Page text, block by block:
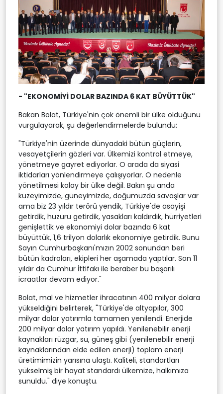
- "EKONOMİYİ DOLAR BAZINDA 6 KAT BÜYÜTTÜK"
Bakan Bolat, Türkiye'nin çok önemli bir ülke olduğunu
vurgulayarak, şu değerlendirmelerde bulundu:
"Türkiye'nin üzerinde dünyadaki bütün güçlerin,
vesayetçilerin gözleri var. Ülkemizi kontrol etmeye,
yönetmeye gayret ediyorlar. O arada da siyasi
iktidarları yönlendirmeye çalışıyorlar. O nedenle
yönetilmesi kolay bir ülke değil. Bakın şu anda
kuzeyimizde, güneyimizde, doğumuzda savaşlar var
ama biz 23 yıldır terörü yendik, Türkiye'de asayişi
getirdik, huzuru getirdik, yasakları kaldırdık, hürriyetleri
genişlettik ve ekonomiyi dolar bazında 6 kat
büyüttük, 1,6 trilyon dolarlık ekonomiye getirdik. Bunu
Sayın Cumhurbaşkanı'mızın 2002 sonundan beri
bütün kadroları, ekipleri her aşamada yaptılar. Son 11
yıldır da Cumhur İttifakı ile beraber bu başarılı
icraatlar devam ediyor."
Bolat, mal ve hizmetler ihracatının 400 milyar dolara
yükseldiğini belirterek, "Türkiye'de altyapılar, 300
milyar dolar yatırımla tamamen yenilendi. Enerjide
200 milyar dolar yatırım yapıldı. Yenilenebilir enerji
kaynakları rüzgar, su, güneş gibi (yenilenebilir enerji
kaynaklarından elde edilen enerji) toplam enerji
üretimimizin yarısına ulaştı. Kaliteli, standartları
yükselmiş bir hayat standardı ülkemize, halkımıza
sunuldu." diye konuştu.